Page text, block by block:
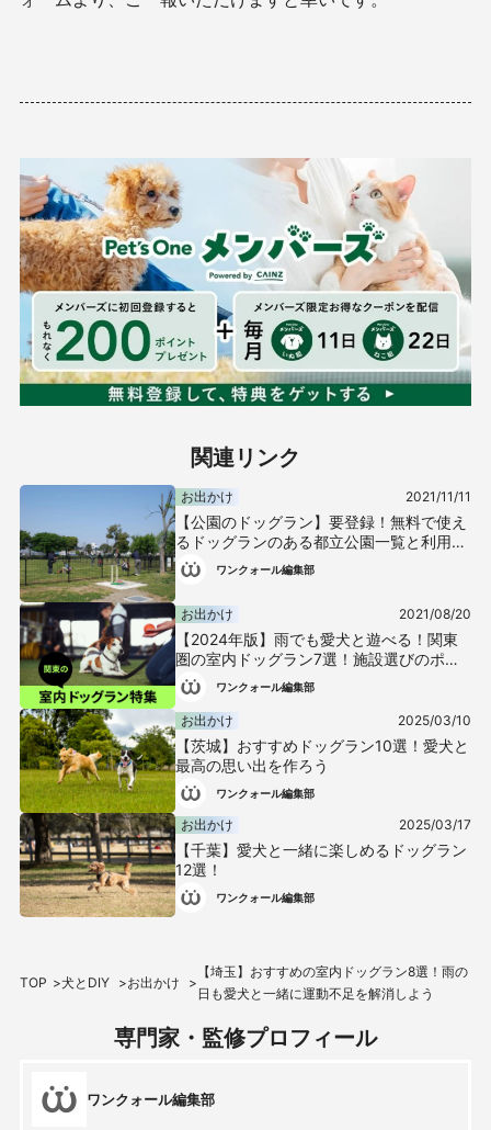
関連リンク
お出かけ 2021/11/11
【公園のドッグラン】要登録！無料で使え
るドッグランのある都立公園一覧と利用時
の注意ワンクォール編集部
お出かけ 2021/08/20
【2024年版】雨でも愛犬と遊べる！関東
圏の室内ドッグラン7選！施設選びのポイ
ントも紹介【編集部セレクト】
ワンクォール編集部
お出かけ 2025/03/10
【茨城】おすすめドッグラン10選！愛犬と
最高の思い出を作ろう
ワンクォール編集部
お出かけ 2025/03/17
【千葉】愛犬と一緒に楽しめるドッグラン
12選！
ワンクォール編集部
TOP 犬とDIY お出かけ
【埼玉】おすすめの室内ドッグラン8選！雨の
日も愛犬と一緒に運動不足を解消しよう
専門家・監修プロフィール
ワンクォール編集部